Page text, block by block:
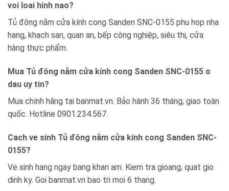
voi loai hinh nao?
Tủ đông nằm cửa kính cong Sanden SNC-0155 phu hop nha
hang, khach san, quan an, bếp công nghiệp, siêu thị, cửa
hàng thực phẩm.
Mua Tủ đông nằm cửa kính cong Sanden SNC-0155 o
dau uy tin?
Mua chính hãng tại banmat.vn. Bảo hành 36 tháng, giao toàn
quốc. Hotline 0901.234.567.
Cach ve sinh Tủ đông nằm cửa kính cong Sanden SNC-
0155?
Ve sinh hang ngay bang khan am. Kiem tra gioang, quat gio
dinh ky. Goi banmat.vn bao tri moi 6 thang.